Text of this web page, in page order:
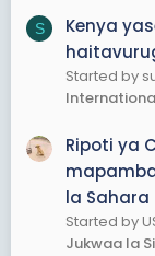
S
Kenya
Started by
Ripoti ya
la Sahara
Started by
Jukwaa la